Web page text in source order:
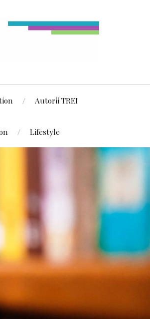
Autorii TREI
Lifestyle